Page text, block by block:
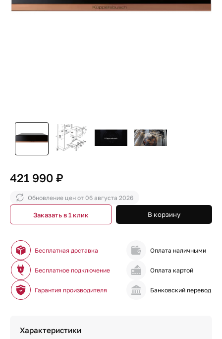
421 990 ₽
Обновление цен от 06 августа 2026
В корзину
Заказать в 1 клик
Бесплатная доставка
Бесплатное подключение
Гарантия производителя
Оплата наличными
Оплата картой
Банковский перевод
Характеристики